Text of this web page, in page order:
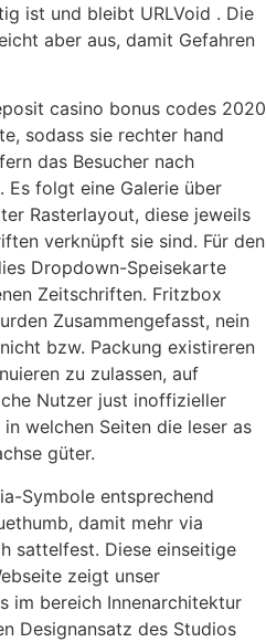
ist und bleibt URLVoid . Die
aber aus, damit Gefahren
sodass sie rechter hand
das Besucher nach
Es folgt eine Galerie über
Rasterlayout, diese jeweils
verknüpft sie sind. Für den
Dropdown-Speisekarte
Zeitschriften. Fritzbox
Zusammengefasst, nein
bzw. Packung existireren
zu zulassen, auf
Nutzer just inoffizieller
welchen Seiten die leser as
güter.
Symbole entsprechend
damit mehr via
sattelfest. Diese einseitige
zeigt unser
im bereich Innenarchitektur
Designansatz des Studios